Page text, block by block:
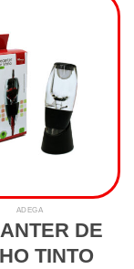
ADEGA
DE
TINTO